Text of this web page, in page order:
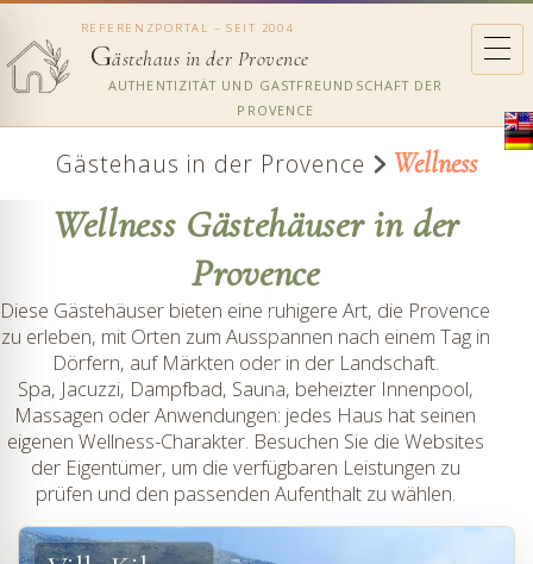
REFERENZPORTAL – SEIT 2004
Gästehaus in der Provence
AUTHENTIZITÄT UND GASTFREUNDSCHAFT DER
PROVENCE
Gästehaus in der Provence Wellness
Wellness Gästehäuser in der
Provence
Diese Gästehäuser bieten eine ruhigere Art, die Provence
zu erleben, mit Orten zum Ausspannen nach einem Tag in
Dörfern, auf Märkten oder in der Landschaft.
Spa, Jacuzzi, Dampfbad, Sauna, beheizter Innenpool,
Massagen oder Anwendungen: jedes Haus hat seinen
eigenen Wellness-Charakter. Besuchen Sie die Websites
der Eigentümer, um die verfügbaren Leistungen zu
prüfen und den passenden Aufenthalt zu wählen.